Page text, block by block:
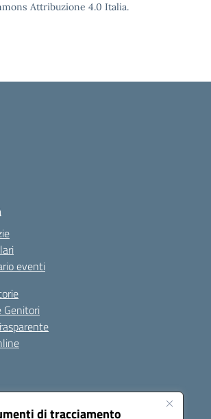
di tracciamento
Attribuzione 4.0 Italia.
eventi
Genitori